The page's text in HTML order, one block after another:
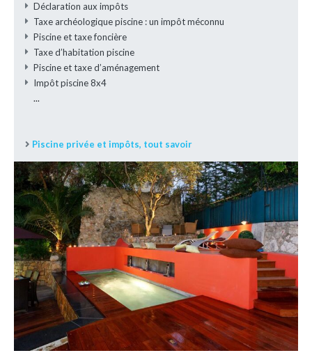
Déclaration aux impôts
Taxe archéologique piscine : un impôt méconnu
Piscine et taxe foncière
Taxe d’habitation piscine
Piscine et taxe d’aménagement
Impôt piscine 8x4
...
Piscine privée et impôts, tout savoir